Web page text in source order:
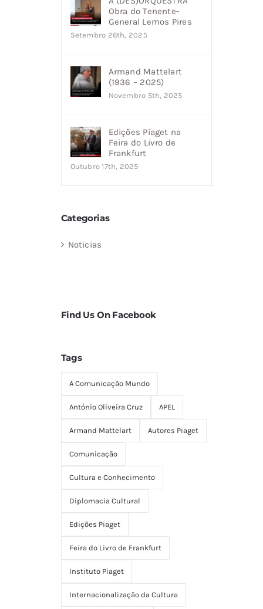
Obra do Tenente-
General Lemos Pires
Setembro 26th, 2025
Armand Mattelart
(1936 – 2025)
Novembro 5th, 2025
Edições Piaget na
Feira do Livro de
Frankfurt
Outubro 17th, 2025
Categorias
Noticias
Find Us On Facebook
Tags
A Comunicação Mundo
António Oliveira Cruz APEL
Armand Mattelart Autores Piaget
Comunicação
Cultura e Conhecimento
Diplomacia Cultural
Edições Piaget
Feira do Livro de Frankfurt
Instituto Piaget
Internacionalização da Cultura